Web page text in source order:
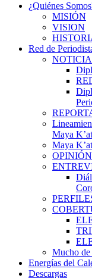
¿Quiénes
MISIÓN
VISION
Red de
Maya K’at
Maya
OPINIÓN
Mucho
Energías del
Descargas